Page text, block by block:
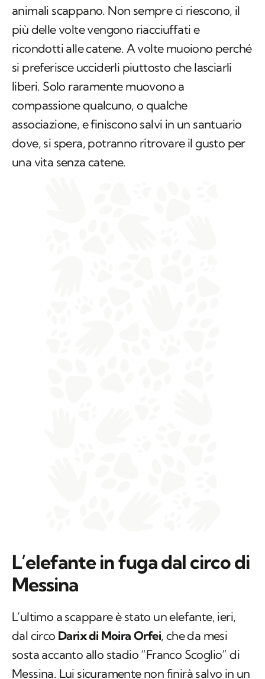
animali scappano. Non sempre ci riescono, il
più delle volte vengono riacciuffati e
ricondotti alle catene. A volte muoiono perché
si preferisce ucciderli piuttosto che lasciarli
liberi. Solo raramente muovono a
compassione qualcuno, o qualche
associazione, e finiscono salvi in un santuario
dove, si spera, potranno ritrovare il gusto per
una vita senza catene.
L’elefante in fuga dal circo di
Messina
L’ultimo a scappare è stato un elefante, ieri,
dal circo Darix di Moira Orfei, che da mesi
sosta accanto allo stadio “Franco Scoglio” di
Messina. Lui sicuramente non finirà salvo in un